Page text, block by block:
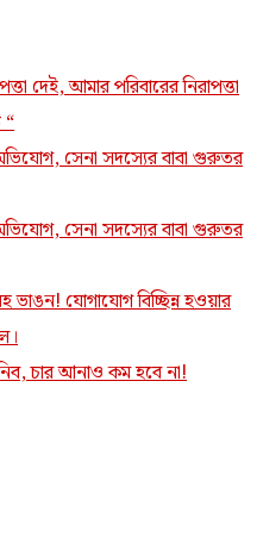
দেই, আমার পরিবারের নিরাপত্তা
“
সেনা সদস্যের বাবা গুরুতর
সেনা সদস্যের বাবা গুরুতর
ভাঙন! যোগাযোগ বিচ্ছিন্ন হওয়ার
চার আনাও কম হবে না!